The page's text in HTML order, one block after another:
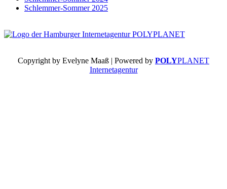
Schlemmer-Sommer 2025
Copyright by Evelyne Maaß | Powered by POLYPLANET
Internetagentur